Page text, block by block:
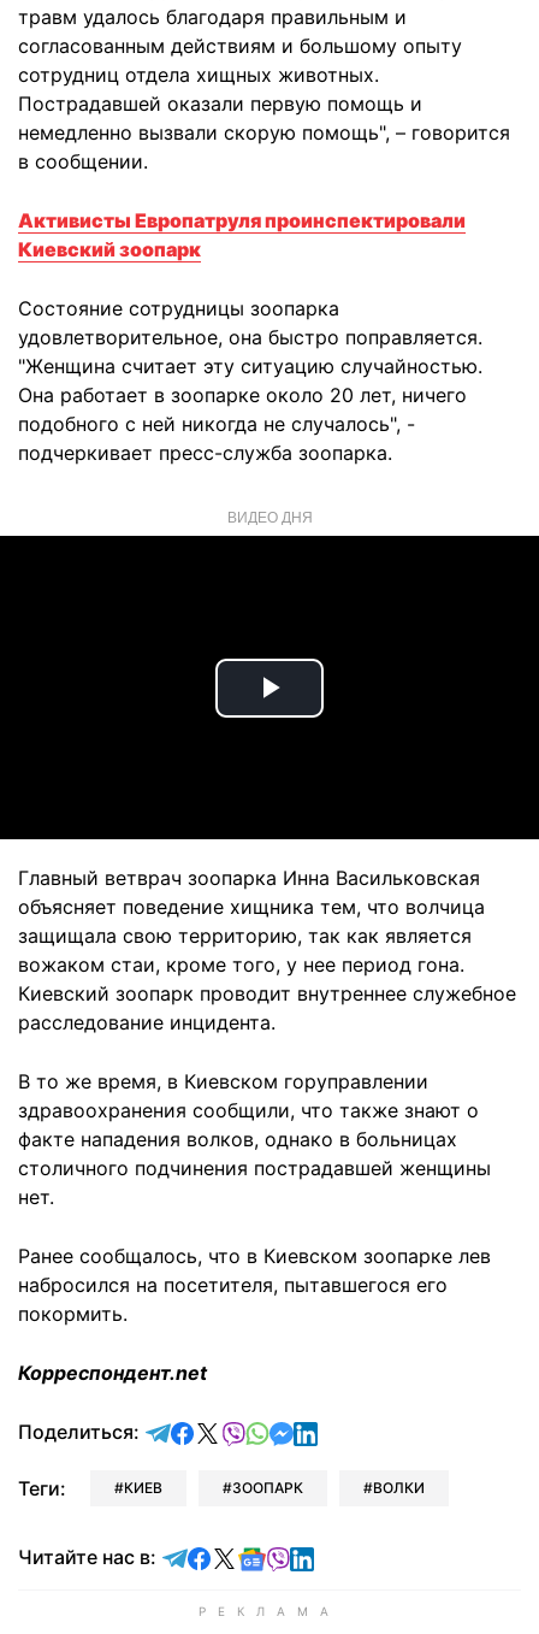
травм удалось благодаря правильным и
согласованным действиям и большому опыту
сотрудниц отдела хищных животных.
Пострадавшей оказали первую помощь и
немедленно вызвали скорую помощь", – говорится
в сообщении.
Активисты Европатруля проинспектировали
Киевский зоопарк
Состояние сотрудницы зоопарка
удовлетворительное, она быстро поправляется.
"Женщина считает эту ситуацию случайностью.
Она работает в зоопарке около 20 лет, ничего
подобного с ней никогда не случалось", -
подчеркивает пресс-служба зоопарка.
ВИДЕО ДНЯ
Play
Главный ветврач зоопарка Инна Васильковская
объясняет поведение хищника тем, что волчица
защищала свою территорию, так как является
вожаком стаи, кроме того, у нее период гона.
Киевский зоопарк проводит внутреннее служебное
расследование инцидента.
В то же время, в Киевском горуправлении
здравоохранения сообщили, что также знают о
факте нападения волков, однако в больницах
столичного подчинения пострадавшей женщины
нет.
Ранее сообщалось, что в Киевском зоопарке лев
набросился на посетителя, пытавшегося его
покормить.
Корреспондент.net
Поделиться: отправить в Telegram
поделиться в Facebook
поделиться в X
отправить в Viber
отправить в Whatsapp
отправить в Messenger
отправить в LinkedIn
Теги: КИЕВ ЗООПАРК ВОЛКИ
Читайте нас в: Читайте в Telegram
Читайте в Facebook
Читайте в X
Читайте в Google news
Читайте в Viber
Читайте в LinkedIn